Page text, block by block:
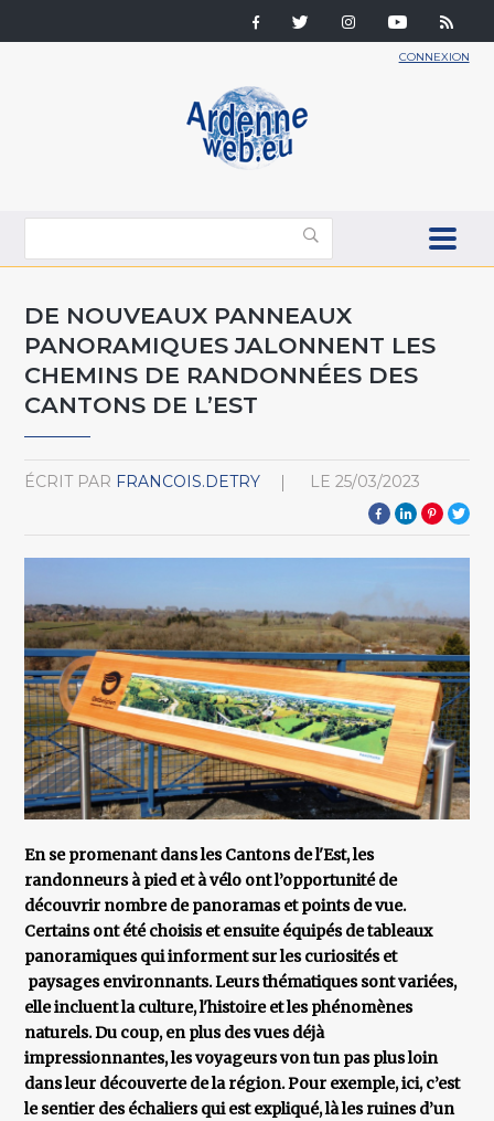
CONNEXION
DE NOUVEAUX PANNEAUX
PANORAMIQUES JALONNENT LES
CHEMINS DE RANDONNÉES DES
CANTONS DE L’EST
ÉCRIT PAR FRANCOIS.DETRY LE 25/03/2023
En se promenant dans les Cantons de l'Est, les
randonneurs à pied et à vélo ont l’opportunité de
découvrir nombre de panoramas et points de vue.
Certains ont été choisis et ensuite équipés de tableaux
panoramiques qui informent sur les curiosités et
paysages environnants. Leurs thématiques sont variées,
elle incluent la culture, l'histoire et les phénomènes
naturels. Du coup, en plus des vues déjà
impressionnantes, les voyageurs von tun pas plus loin
dans leur découverte de la région. Pour exemple, ici, c’est
le sentier des échaliers qui est expliqué, là les ruines d’un